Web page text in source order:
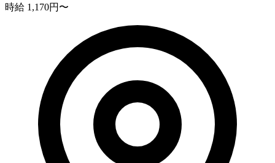
時給 1,170円〜